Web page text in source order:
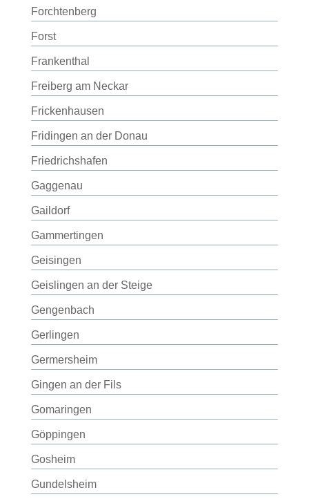
Forchtenberg
Forst
Frankenthal
Freiberg am Neckar
Frickenhausen
Fridingen an der Donau
Friedrichshafen
Gaggenau
Gaildorf
Gammertingen
Geisingen
Geislingen an der Steige
Gengenbach
Gerlingen
Germersheim
Gingen an der Fils
Gomaringen
Göppingen
Gosheim
Gundelsheim